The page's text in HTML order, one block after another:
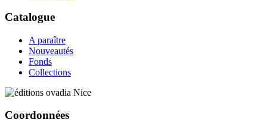
Catalogue
A paraître
Nouveautés
Fonds
Collections
Coordonnées